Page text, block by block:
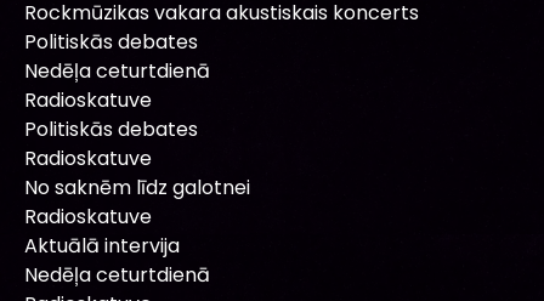
Rockmūzikas vakara akustiskais koncerts
Politiskās debates
Nedēļa ceturtdienā
Radioskatuve
Politiskās debates
Radioskatuve
No saknēm līdz galotnei
Radioskatuve
Aktuālā intervija
Nedēļa ceturtdienā